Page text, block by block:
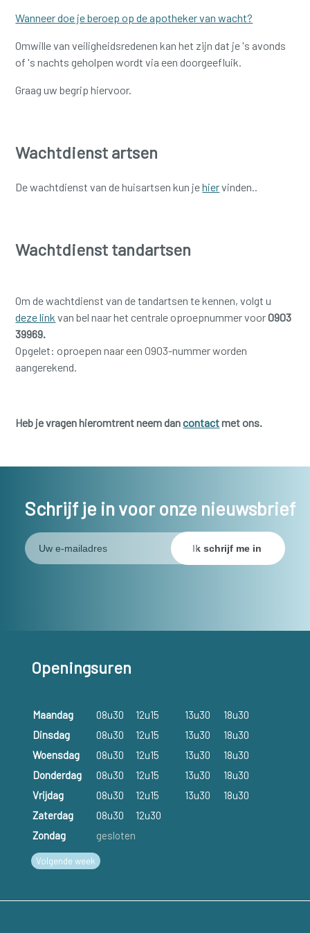
Wanneer doe je beroep op de apotheker van wacht?
Omwille van veiligheidsredenen kan het zijn dat je 's avonds
of 's nachts geholpen wordt via een doorgeefluik.
Graag uw begrip hiervoor.
Wachtdienst artsen
De wachtdienst van de huisartsen kun jehiervinden..
Wachtdienst tandartsen
Om de wachtdienst van de tandartsen te kennen, volgt u
deze link van bel naar het centrale oproepnummer voor0903
39969.
Opgelet: oproepen naar een 0903-nummer worden
aangerekend.
Heb je vragen hieromtrent neem dancontactmet ons.
Schrijf je in voor onze nieuwsbrief
Openingsuren
Maandag 08u30 12u15 13u30
18u30
Dinsdag
08u30 12u15 13u30
18u30
Woensdag
08u30 12u15 13u30
18u30
Donderdag
08u30 12u15 13u30
18u30
Vrijdag
08u30 12u15 13u30
18u30
Zaterdag
08u30
12u30
Zondag
gesloten
Volgende week